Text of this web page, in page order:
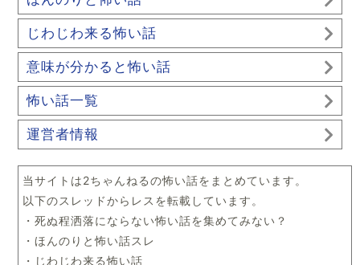
じわじわ来る怖い話
意味が分かると怖い話
怖い話一覧
運営者情報
当サイトは2ちゃんねるの怖い話をまとめています。
以下のスレッドからレスを転載しています。
・死ぬ程洒落にならない怖い話を集めてみない？
・ほんのりと怖い話スレ
・じわじわ来る怖い話